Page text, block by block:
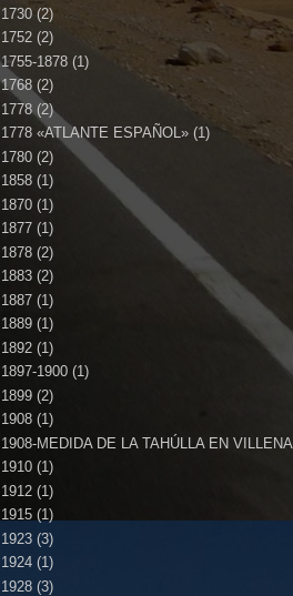
1730 (2)
1752 (2)
1755-1878 (1)
1768 (2)
1778 (2)
1778 «ATLANTE ESPAÑOL» (1)
1780 (2)
1858 (1)
1870 (1)
1877 (1)
1878 (2)
1883 (2)
1887 (1)
1889 (1)
1892 (1)
1897-1900 (1)
1899 (2)
1908 (1)
1908-MEDIDA DE LA TAHÚLLA EN VILLENA
1910 (1)
1912 (1)
1915 (1)
1923 (3)
1924 (1)
1928 (3)